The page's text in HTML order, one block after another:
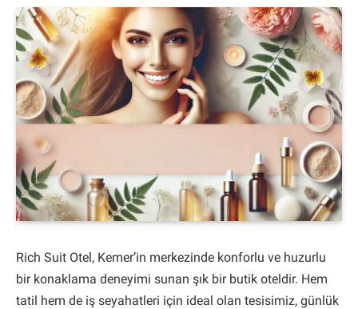
Rich Suit Otel, Kemer’in merkezinde konforlu ve huzurlu
bir konaklama deneyimi sunan şık bir butik oteldir. Hem
tatil hem de iş seyahatleri için ideal olan tesisimiz, günlük